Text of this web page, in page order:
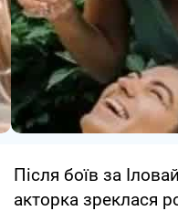
Після боїв за
акторка зреклася